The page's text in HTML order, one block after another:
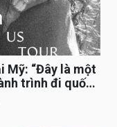
Mỹ: “Đây là một
trình đi quốc